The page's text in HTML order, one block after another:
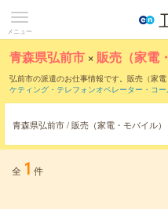
メニュー
青森県弘前市 × 販売（家電
弘前市の派遣のお仕事情報です。販売（家電
ケティング・テレフォンオペレーター・コ
などの
種辞典：販売（家電・モバイル）のお仕事と
青森県弘前市 / 販売（家電・モバイル）
全 1 件